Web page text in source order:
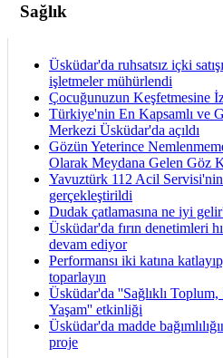
Sağlık
Üsküdar'da ruhsatsız içki
işletmeler mühürlendi
Çocuğunuzun Keşfetmesine
Türkiye'nin En Kapsamlı ve
Merkezi Üsküdar'da açıldı
Gözün Yeterince
Olarak Meydana Gelen Göz
Yavuztürk 112 Acil Servisi'nin
gerçekleştirildi
Dudak çatlamasına ne iyi
Üsküdar'da fırın denetimleri
devam ediyor
Performansı iki katına
toparlayın
Üsküdar'da ''Sağlıklı Toplum,
Yaşam'' etkinliği
Üsküdar'da madde
proje